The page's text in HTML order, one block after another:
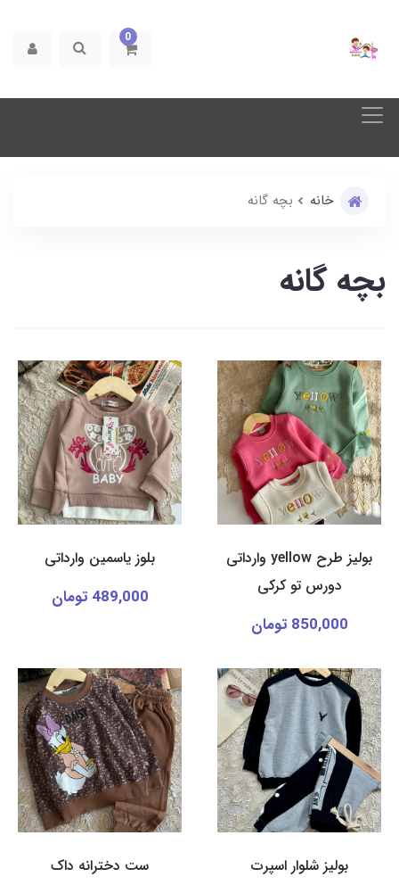
0
خانه بچه گانه
بچه گانه
بولیز طرح yellow وارداتی
دورس تو کرکی
850,000 تومان
بلوز یاسمین وارداتی
489,000 تومان
بولیز شلوار اسپرت ست دخترانه داک